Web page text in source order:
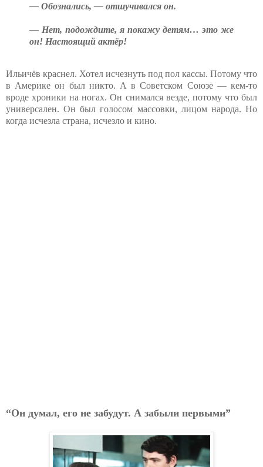
— Обознались, — отшучивался он.
— Нет, подождите, я покажу детям… это же
он! Настоящий актёр!
Ильичёв краснел. Хотел исчезнуть под пол кассы. Потому что
в Америке он был никто. А в Советском Союзе — кем-то
вроде хроники на ногах. Он снимался везде, потому что был
универсален. Он был голосом массовки, лицом народа. Но
когда исчезла страна, исчезло и кино.
“Он думал, его не забудут. А забыли первыми”